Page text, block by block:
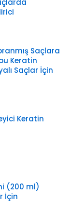
Saçlara
Keratin
Saçlar İçin
Keratin
(200 ml)
İçin